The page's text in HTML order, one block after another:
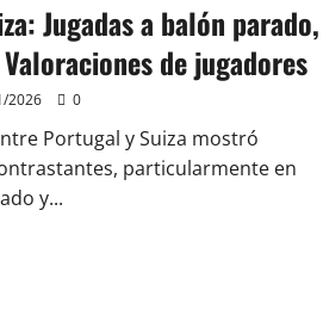
Jugadas a balón parado,
de jugadores
2026 0
Portugal y Suiza mostró
particularmente en
y...